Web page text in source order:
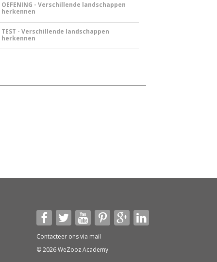
OEFENING - Verschillende landschappen
herkennen
TEST - Verschillende landschappen
herkennen
Contacteer ons via mail
© 2026 WeZooz Academy